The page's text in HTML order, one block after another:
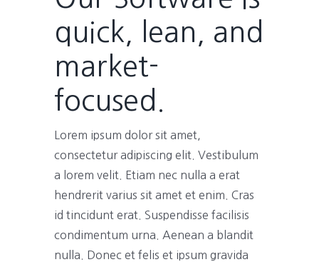
quick, lean, and
market-
focused.
Lorem ipsum dolor sit amet,
consectetur adipiscing elit. Vestibulum
a lorem velit. Etiam nec nulla a erat
hendrerit varius sit amet et enim. Cras
id tincidunt erat. Suspendisse facilisis
condimentum urna. Aenean a blandit
nulla. Donec et felis et ipsum gravida